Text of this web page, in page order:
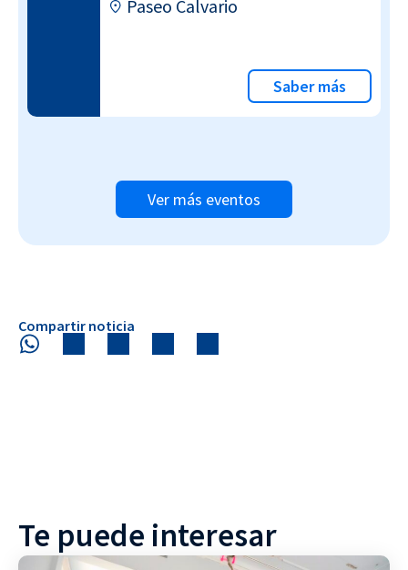
Paseo Calvario
Saber más
Ver más eventos
Compartir noticia
Te puede interesar